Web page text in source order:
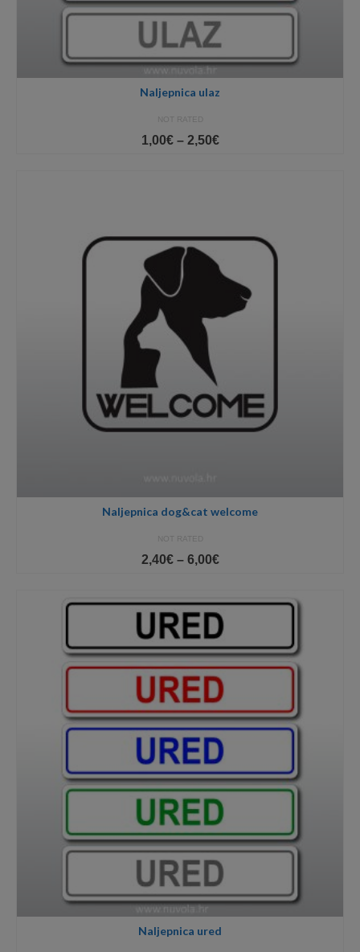
Naljepnica ulaz
NOT RATED
1,00€ – 2,50€Price
Naljepnica dog&cat welcome
NOT RATED
2,40€ – 6,00€Price
through
6,00€
Naljepnica ured